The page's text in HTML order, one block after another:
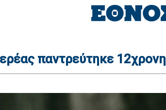
παντρεύτηκε 12χρονη